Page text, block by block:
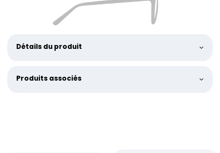
Détails du produit
Produits associés